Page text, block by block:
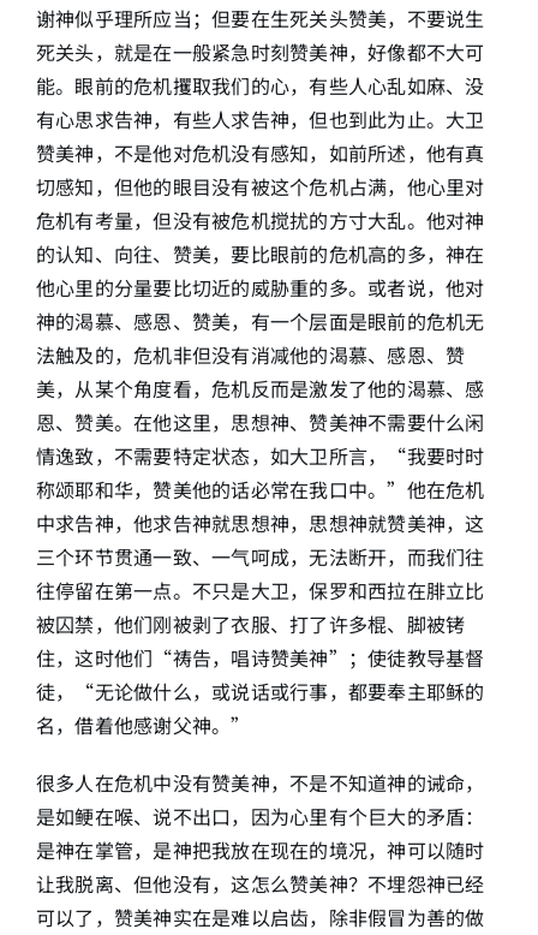
谢神似乎理所应当；但要在生死关头赞美，不要说生
死关头，就是在一般紧急时刻赞美神，好像都不大可
能。眼前的危机攫取我们的心，有些人心乱如麻、没
有心思求告神，有些人求告神，但也到此为止。大卫
赞美神，不是他对危机没有感知，如前所述，他有真
切感知，但他的眼目没有被这个危机占满，他心里对
危机有考量，但没有被危机搅扰的方寸大乱。他对神
的认知、向往、赞美，要比眼前的危机高的多，神在
他心里的分量要比切近的威胁重的多。或者说，他对
神的渴慕、感恩、赞美，有一个层面是眼前的危机无
法触及的，危机非但没有消减他的渴慕、感恩、赞
美，从某个角度看，危机反而是激发了他的渴慕、感
恩、赞美。在他这里，思想神、赞美神不需要什么闲
情逸致，不需要特定状态，如大卫所言，“我要时时
称颂耶和华，赞美他的话必常在我口中。”他在危机
中求告神，他求告神就思想神，思想神就赞美神，这
三个环节贯通一致、一气呵成，无法断开，而我们往
往停留在第一点。不只是大卫，保罗和西拉在腓立比
被囚禁，他们刚被剥了衣服、打了许多棍、脚被铐
住，这时他们“祷告，唱诗赞美神”；使徒教导基督
徒，“无论做什么，或说话或行事，都要奉主耶稣的
名，借着他感谢父神。”
很多人在危机中没有赞美神，不是不知道神的诫命，
是如鲠在喉、说不出口，因为心里有个巨大的矛盾：
是神在掌管，是神把我放在现在的境况，神可以随时
让我脱离、但他没有，这怎么赞美神？不埋怨神已经
可以了，赞美神实在是难以启齿，除非假冒为善的做